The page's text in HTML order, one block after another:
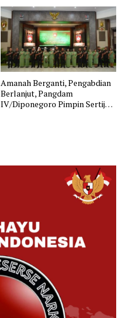
Amanah Berganti, Pengabdian
Berlanjut, Pangdam
IV/Diponegoro Pimpin Sertijab